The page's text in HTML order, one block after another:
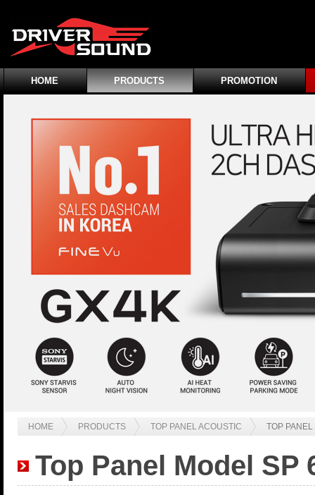
HOME PRODUCTS PROMOTION
HOME PRODUCTS TOP PANEL ACOUSTIC TOP
Top Panel Model SP